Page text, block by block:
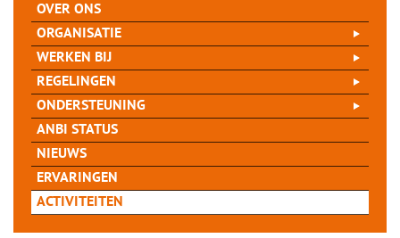
OVER ONS
ORGANISATIE
WERKEN BIJ
REGELINGEN
ONDERSTEUNING
ANBI STATUS
NIEUWS
ERVARINGEN
ACTIVITEITEN